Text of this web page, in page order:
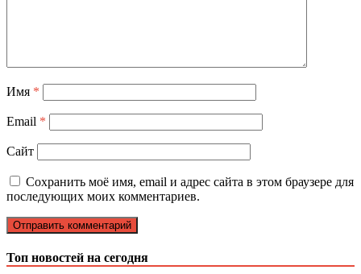
Имя *
Email *
Сайт
Сохранить моё имя, email и адрес сайта в этом браузере для
последующих моих комментариев.
Топ новостей на сегодня